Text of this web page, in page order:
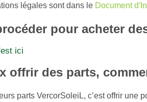
légales sont dans le Document
pour acheter
ici
offrir des parts,
parts VercorSoleiL, c’est offrir une